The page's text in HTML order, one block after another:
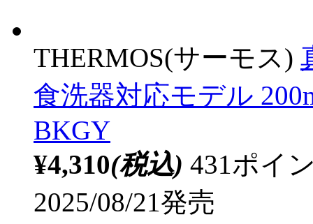
THERMOS(サーモス)
食洗器対応モデル
BKGY
¥4,310(税込) 431ポイ
2025/08/21発売